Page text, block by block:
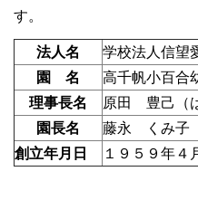
す。
法人名
学校法人信望
園 名
高千帆小百合
理事長名
原田 豊己（
園長名
藤永 くみ子
創立年月日
１９５９年４